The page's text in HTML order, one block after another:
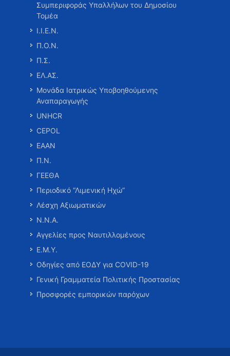
Συμπεριφοράς Υπαλλήλων του Δημοσίου
Τομέα
Ι.Ι.Ε.Ν.
Π.Ο.Ν.
Π.Σ.
ΕΛ.ΑΣ.
Μονάδα Ιατρικώς Υποβοηθούμενης
Αναπαραγωγής
UNHCR
CEPOL
ΕΑΑΝ
Π.Ν.
ΓΕΕΘΑ
Περιοδικό “Λιμενική Ηχώ”
Λέσχη Αξιωματικών
Ν.Ν.Α.
Αγγελίες προς Ναυτιλλομένους
Ε.Μ.Υ.
Οδηγίες από ΕΟΔΥ για COVID-19
Γενική Γραμματεία Πολιτικής Προστασίας
Προσφορές εμπορικών παρόχων